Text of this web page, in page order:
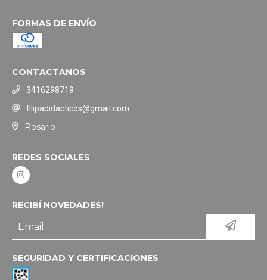
FORMAS DE ENVÍO
CONTACTANOS
3416298719
filipadidacticos@gmail.com
Rosario
REDES SOCIALES
RECIBÍ NOVEDADES!
SEGURIDAD Y CERTIFICACIONES